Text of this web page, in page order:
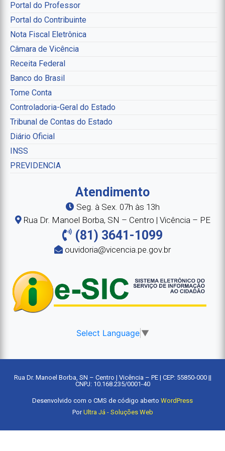
Portal do Professor
Portal do Contribuinte
Nota Fiscal Eletrônica
Câmara de Vicência
Receita Federal
Banco do Brasil
Tome Conta
Controladoria-Geral do Estado
Tribunal de Contas do Estado
Diário Oficial
INSS
PREVIDENCIA
Atendimento
Seg. à Sex. 07h às 13h
Rua Dr. Manoel Borba, SN – Centro | Vicência – PE
(81) 3641-1099
ouvidoria@vicencia.pe.gov.br
Select Language ▼
Rua Dr. Manoel Borba, SN – Centro | Vicência – PE | CEP: 55850-000 ||
CNPJ: 10.168.235/0001-40
Desenvolvido com o CMS de código aberto WordPress
PorUltra Já - Soluções Web